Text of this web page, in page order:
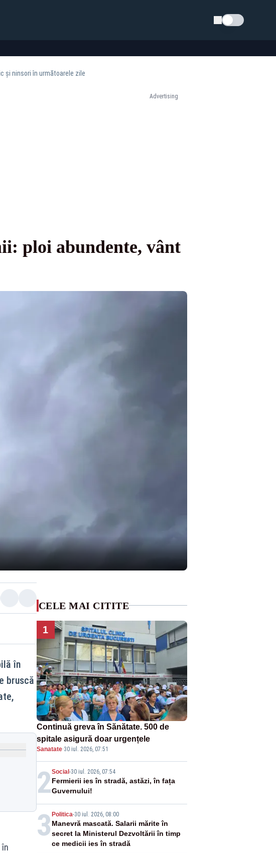
Schimba tema
și ninsori în următoarele zile
Advertising
ploi abundente, vânt
în
bruscă
CELE MAI CITITE
1
Continuă greva în Sănătate. 500 de
spitale asigură doar urgențele
Sanatate·30 iul. 2026, 07:51
2Social-30 iul. 2026, 07:54
Fermierii ies în stradă, astăzi, în fața
Guvernului!
3 Politica-30 iul. 2026, 08:00
Manevră mascată. Salarii mărite în
secret la Ministerul Dezvoltării în timp
ce medicii ies în stradă